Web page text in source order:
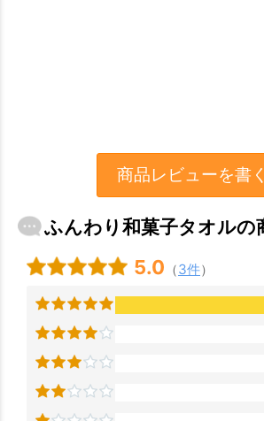
商品レビューを書
ふんわり和菓子タオルの
5.0 （3件）